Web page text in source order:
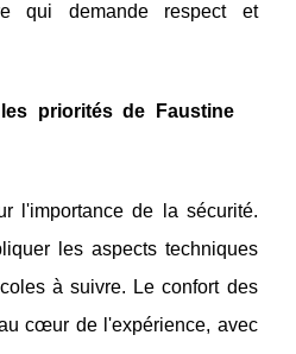
qui demande respect et
priorités de Faustine
l'importance de la sécurité.
les aspects techniques
à suivre. Le confort des
cœur de l'expérience, avec